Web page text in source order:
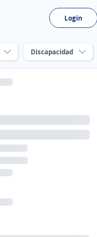
Login
Discapacidad